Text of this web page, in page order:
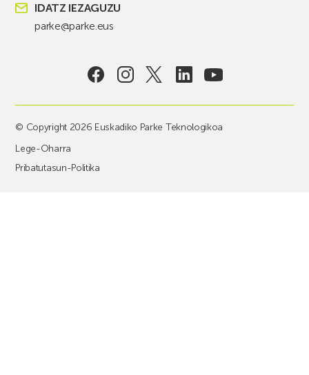
IDATZ IEZAGUZU
parke@parke.eus
© Copyright 2026 Euskadiko Parke Teknologikoa
Lege-Oharra
Pribatutasun-Politika